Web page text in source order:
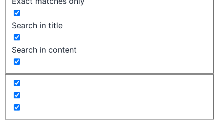
Search in title
Search in content